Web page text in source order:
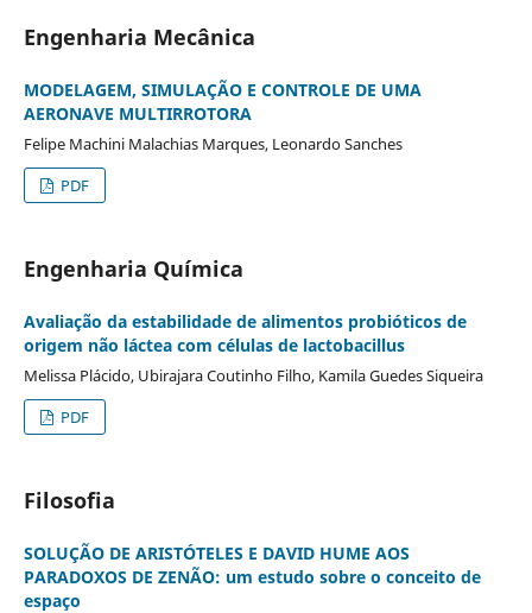
Engenharia Mecânica
MODELAGEM, SIMULAÇÃO E CONTROLE DE UMA
AERONAVE MULTIRROTORA
Felipe Machini Malachias Marques, Leonardo Sanches
PDF
Engenharia Química
Avaliação da estabilidade de alimentos probióticos de
origem não láctea com células de lactobacillus
Melissa Plácido, Ubirajara Coutinho Filho, Kamila Guedes Siqueira
PDF
Filosofia
SOLUÇÃO DE ARISTÓTELES E DAVID HUME AOS
PARADOXOS DE ZENÃO: um estudo sobre o conceito de
espaço